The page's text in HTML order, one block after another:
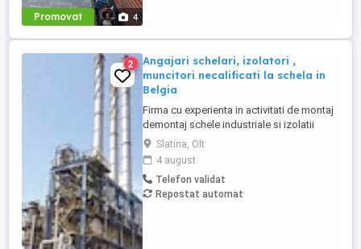
Promovat 4
2
Angajari schelari, izolatori ,
muncitori necalificati la schela in
Belgia
Firma cu experienta in activitati de montaj
demontaj schele industriale si izolatii
industriale in rafinarii, combinate
petrochimice, otelarii ofera locuri de
munca in Belgia pentru: - schelari
muncitori necalificati pentru activitatea de
montaj demontaj schele industriale; -
Slatina, Olt
4 august
Telefon validat
Repostat automat